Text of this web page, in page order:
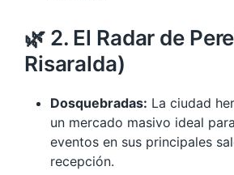
🌿 2. El Radar de
Risaralda)
Dosquebradas: La ciudad
un mercado masivo ideal
eventos en sus principales
recepción.